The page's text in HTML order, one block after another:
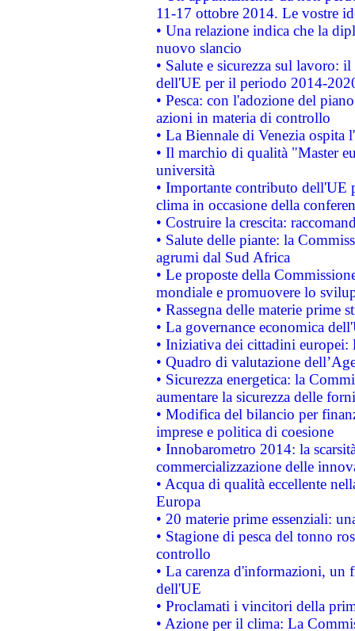
11-17 ottobre 2014. Le vostre
• Una relazione indica che la
nuovo slancio
• Salute e sicurezza sul lavoro:
dell'UE per il periodo 2014-
• Pesca: con l'adozione del
azioni in materia di controllo
• La Biennale di Venezia ospita
• Il marchio di qualità "Master
università
• Importante contributo dell'UE
clima in occasione della
• Costruire la crescita:
• Salute delle piante: la
agrumi dal Sud Africa
• Le proposte della
mondiale e promuovere lo
• Rassegna delle materie prime
• La governance economica
• Iniziativa dei cittadini
• Quadro di valutazione
• Sicurezza energetica: la
aumentare la sicurezza delle
• Modifica del bilancio per
imprese e politica di coesione
• Innobarometro 2014: la
commercializzazione delle
• Acqua di qualità eccellente
Europa
• 20 materie prime essenziali:
• Stagione di pesca del tonno
controllo
• La carenza d'informazioni, un
dell'UE
• Proclamati i vincitori della
• Azione per il clima: La